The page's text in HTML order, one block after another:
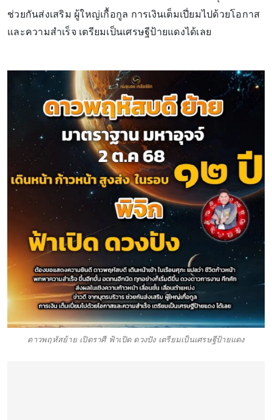
ช่วยกันส่งเสริม ผู้ใหญ่เกื้อกูล การเงินเต็มเปี่ยมไปด้วยโอกาส
และความสำเร็จ เตรียมเป็นเศรษฐีป้ายแดงได้เลย
ดาวพฤหัสย้าย เปิดราศี ฟ้าเปิด ดวงปัง เตรียมเป็นเศรษฐีป้ายแดง